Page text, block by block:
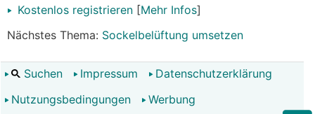
Kostenlos registrieren [Mehr Infos]
Nächstes Thema: Sockelbelüftung umsetzen
Suchen Impressum
Datenschutzerklärung
Nutzungsbedingungen
Werbung